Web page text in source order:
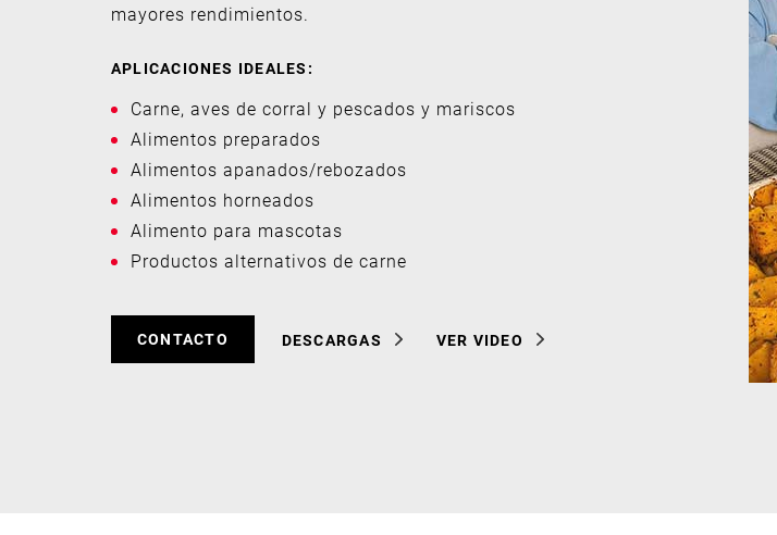
mayores rendimientos.
APLICACIONES IDEALES:
Carne, aves de corral y pescados y mariscos
Alimentos preparados
Alimentos apanados/rebozados
Alimentos horneados
Alimento para mascotas
Productos alternativos de carne
CONTACTO DESCARGAS VER VIDEO